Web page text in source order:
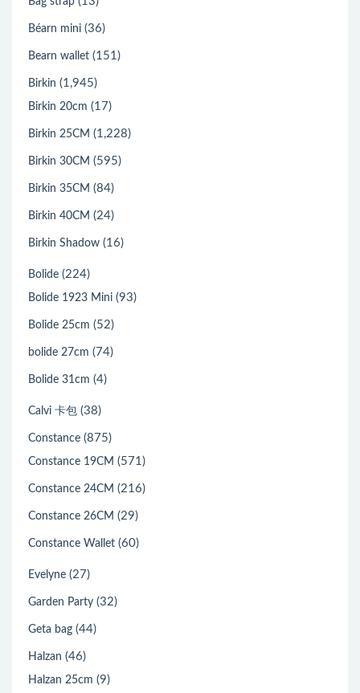
Béarn mini (36)
Bearn wallet (151)
Birkin (1,945)
Birkin 20cm (17)
Birkin 25CM (1,228)
Birkin 30CM (595)
Birkin 35CM (84)
Birkin 40CM (24)
Birkin Shadow (16)
Bolide (224)
Bolide 1923 Mini (93)
Bolide 25cm (52)
bolide 27cm (74)
Bolide 31cm (4)
Calvi 卡包 (38)
Constance (875)
Constance 19CM (571)
Constance 24CM (216)
Constance 26CM (29)
Constance Wallet (60)
Evelyne (27)
Garden Party (32)
Geta bag (44)
Halzan (46)
Halzan 25cm (9)